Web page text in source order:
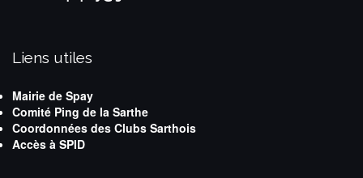
Liens utiles
Mairie de Spay
Comité Ping de la Sarthe
Coordonnées des Clubs Sarthois
Accès à SPID